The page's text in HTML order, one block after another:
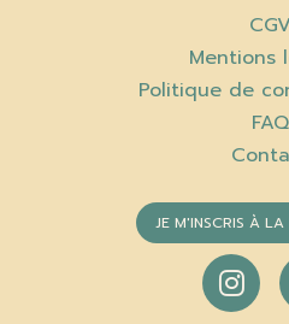
CGV
Mentions
Politique de
FAQ
JE M'INSCRIS À